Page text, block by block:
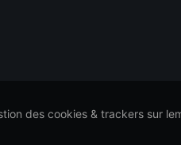
des cookies & trackers sur